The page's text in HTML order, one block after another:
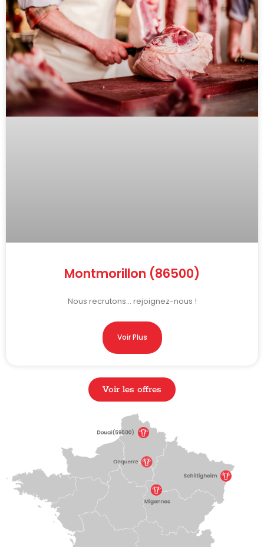
Montmorillon (86500)
Nous recrutons… rejoignez-nous !
Voir Plus
Voir les offres